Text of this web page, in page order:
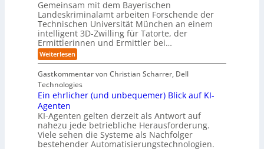
v
o
n
F
o
r
w
a
y
b
e
i
e
r
K
I
z
u
s
a
m
m
e
n
r
i
n
g
e
l
l
u
n
g
s
f
ä
c
h
a
u
b
e
r
e
D
a
e
n
K
I
P
r
o
j
:
S
i
n
k
e
n
d
e
C
y
e
r
r
i
s
w
e
i
t
e
s
L
e
e
n
f
I
n
d
u
Gemeinsam mit dem Bayerischen
Landeskriminalamt arbeiten Forschende der
Technischen Universität München an einem
intelligent 3D-Zwilling für Tatorte, der
Ermittlerinnen und Ermittler bei…
Weiterlesen:
E
n
3
D
w
i
l
l
Gastkommentar von Christian Scharrer, Dell
Technologies
Ein ehrlicher (und unbequemer) Blick auf KI-
Agenten
KI-Agenten gelten derzeit als Antwort auf
nahezu jede betriebliche Herausforderung.
Viele sehen die Systeme als Nachfolger
bestehender Automatisierungstechnologien.